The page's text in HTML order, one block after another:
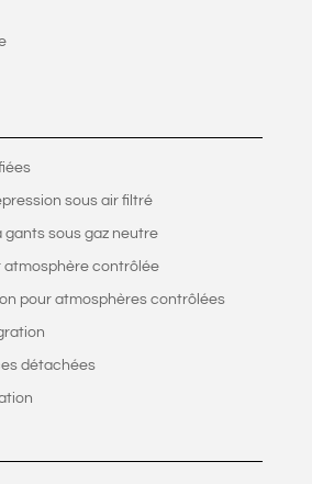
sous air filtré
gants sous gaz neutre
atmosphère contrôlée
pour atmosphères contrôlées
détachées